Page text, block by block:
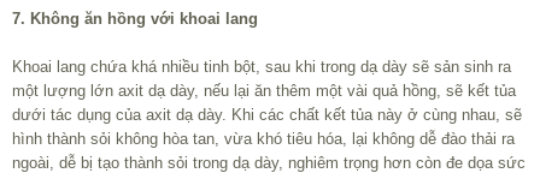
7. Không ăn hồng với khoai lang
Khoai lang chứa khá nhiều tinh bột, sau khi trong dạ dày sẽ sản sinh ra
một lượng lớn axit dạ dày, nếu lại ăn thêm một vài quả hồng, sẽ kết tủa
dưới tác dụng của axit dạ dày. Khi các chất kết tủa này ở cùng nhau, sẽ
hình thành sỏi không hòa tan, vừa khó tiêu hóa, lại không dễ đào thải ra
ngoài, dễ bị tạo thành sỏi trong dạ dày, nghiêm trọng hơn còn đe dọa sức